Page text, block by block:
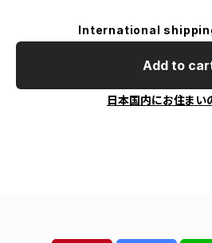
International
Add to
日本国内にお住まい